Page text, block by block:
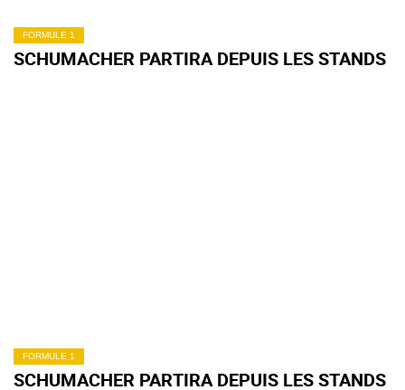
FORMULE 1
SCHUMACHER PARTIRA DEPUIS LES STANDS
FORMULE 1
SCHUMACHER PARTIRA DEPUIS LES STANDS